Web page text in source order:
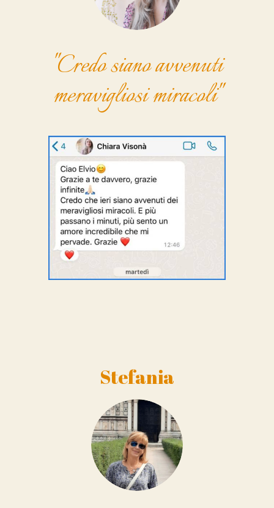
"Credo siano avvenuti
meravigliosi miracoli"
Stefania